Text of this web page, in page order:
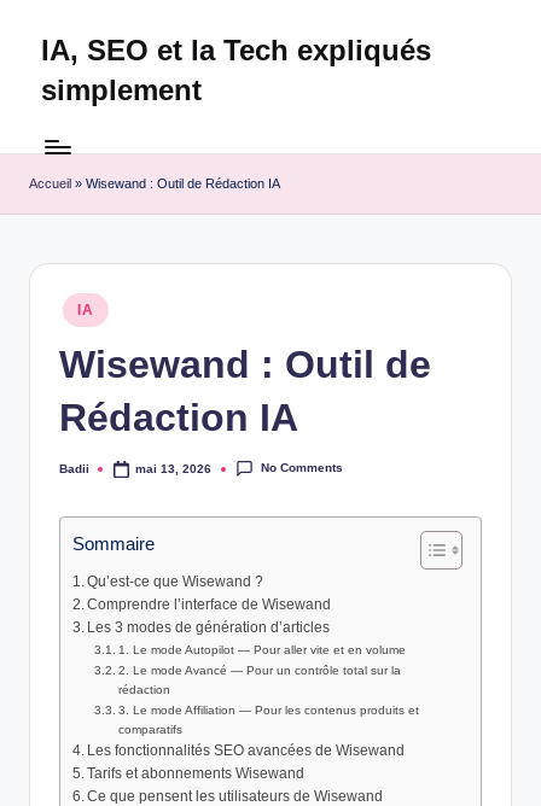
IA, SEO et la Tech expliqués
simplement
est
votre
destination
pour
l'actualité
tech.
Découvrez
des
tests
experts,
les
innovations
Accueil » Wisewand : Outil de Rédaction IA
Posted
in
IA
Wisewand : Outil de
Rédaction IA
Posted
Badii mai 13, 2026 No Comments
Sommaire
Qu’est-ce que Wisewand ?
Comprendre l’interface de Wisewand
Les 3 modes de génération d’articles
1. Le mode Autopilot — Pour aller vite et en volume
2. Le mode Avancé — Pour un contrôle total sur la
rédaction
3. Le mode Affiliation — Pour les contenus produits et
comparatifs
Les fonctionnalités SEO avancées de Wisewand
Tarifs et abonnements Wisewand
Ce que pensent les utilisateurs de Wisewand